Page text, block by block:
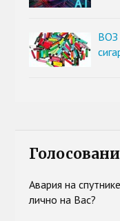
ВОЗ
Авария на
лично на Вас?